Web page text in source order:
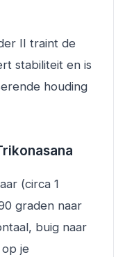
II traint de
stabiliteit en is
houding
(circa 1
graden naar
buig naar
je